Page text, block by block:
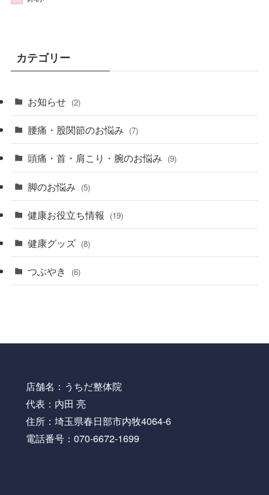
カテゴリー
お知らせ (2)
腰痛・股関節のお悩み (7)
頭痛・首・肩こり・腕のお悩み (9)
脚のお悩み (5)
健康お役立ち情報 (19)
健康グッズ (8)
つぶやき (6)
店舗名：うちだ整体院
代表：内田 亮
住所：埼玉県春日部市内牧4064-6
電話番号：070-6672-1699